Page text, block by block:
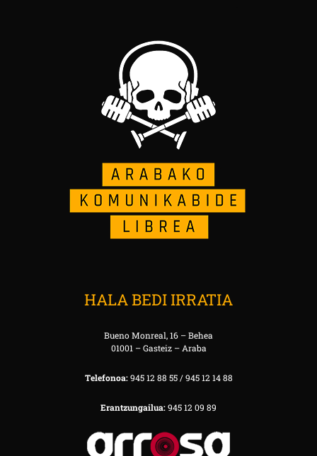
HALA BEDI IRRATIA
Bueno Monreal, 16 – Behea
01001 – Gasteiz – Araba
Telefonoa:945 12 88 55 / 945 12 14 88
Erantzungailua:945 12 09 89